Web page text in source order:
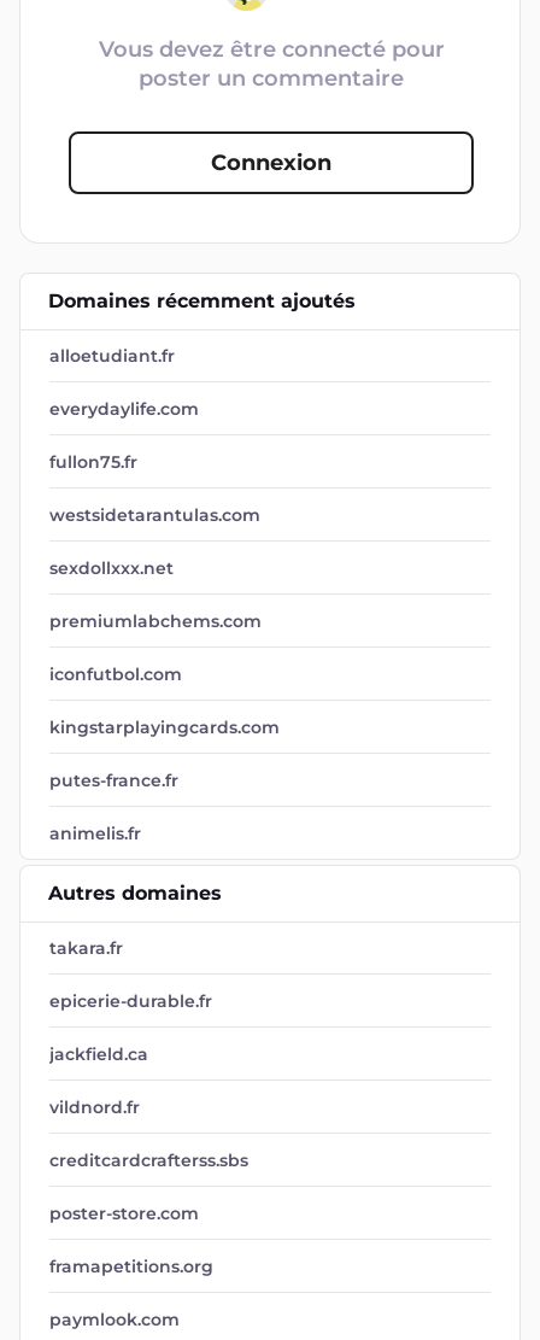
Vous devez être connecté pour
poster un commentaire
Connexion
Domaines récemment ajoutés
alloetudiant.fr
everydaylife.com
fullon75.fr
westsidetarantulas.com
sexdollxxx.net
premiumlabchems.com
iconfutbol.com
kingstarplayingcards.com
putes-france.fr
animelis.fr
Autres domaines
takara.fr
epicerie-durable.fr
jackfield.ca
vildnord.fr
creditcardcrafterss.sbs
poster-store.com
framapetitions.org
paymlook.com